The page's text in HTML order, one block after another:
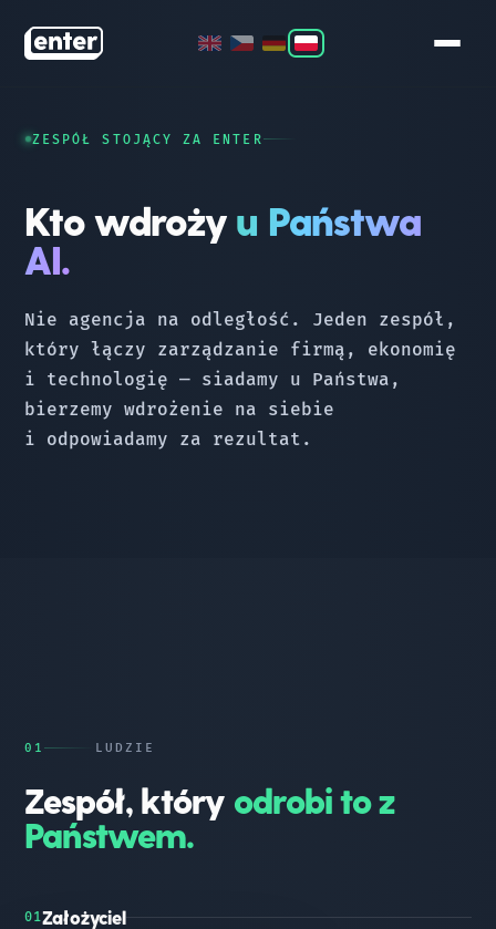
ORBIT
ZESPÓŁ
KONTAKT
ZESPÓŁ STOJĄCY ZA ENTER
Kto wdroży u Państwa
AI.
Nie agencja na odległość. Jeden zespół,
który łączy zarządzanie firmą, ekonomię
i technologię — siadamy u Państwa,
bierzemy wdrożenie na siebie
i odpowiadamy za rezultat.
01 LUDZIE
Zespół, który odrobi to z
Państwem.
01Założyciel